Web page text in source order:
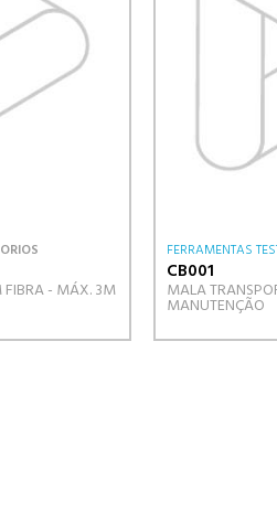
FIBRA - MÁX. 3M
FERRAMENTAS
CB001
MALA
MANUTENÇÃO